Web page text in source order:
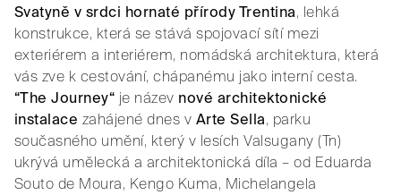
Svatyně v srdci hornaté přírody Trentina, lehká
konstrukce, která se stává spojovací sítí mezi
exteriérem a interiérem, nomádská architektura, která
vás zve k cestování, chápanému jako interní cesta.
“The Journey“ je název nové architektonické
instalace zahájené dnes v Arte Sella, parku
současného umění, který v lesích Valsugany (Tn)
ukrývá umělecká a architektonická díla – od Eduarda
Souto de Moura, Kengo Kuma, Michelangela